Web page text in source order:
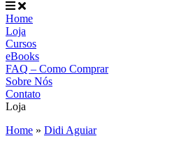
Home
Loja
Cursos
eBooks
FAQ – Como Comprar
Sobre Nós
Contato
Loja
Home » Didi Aguiar